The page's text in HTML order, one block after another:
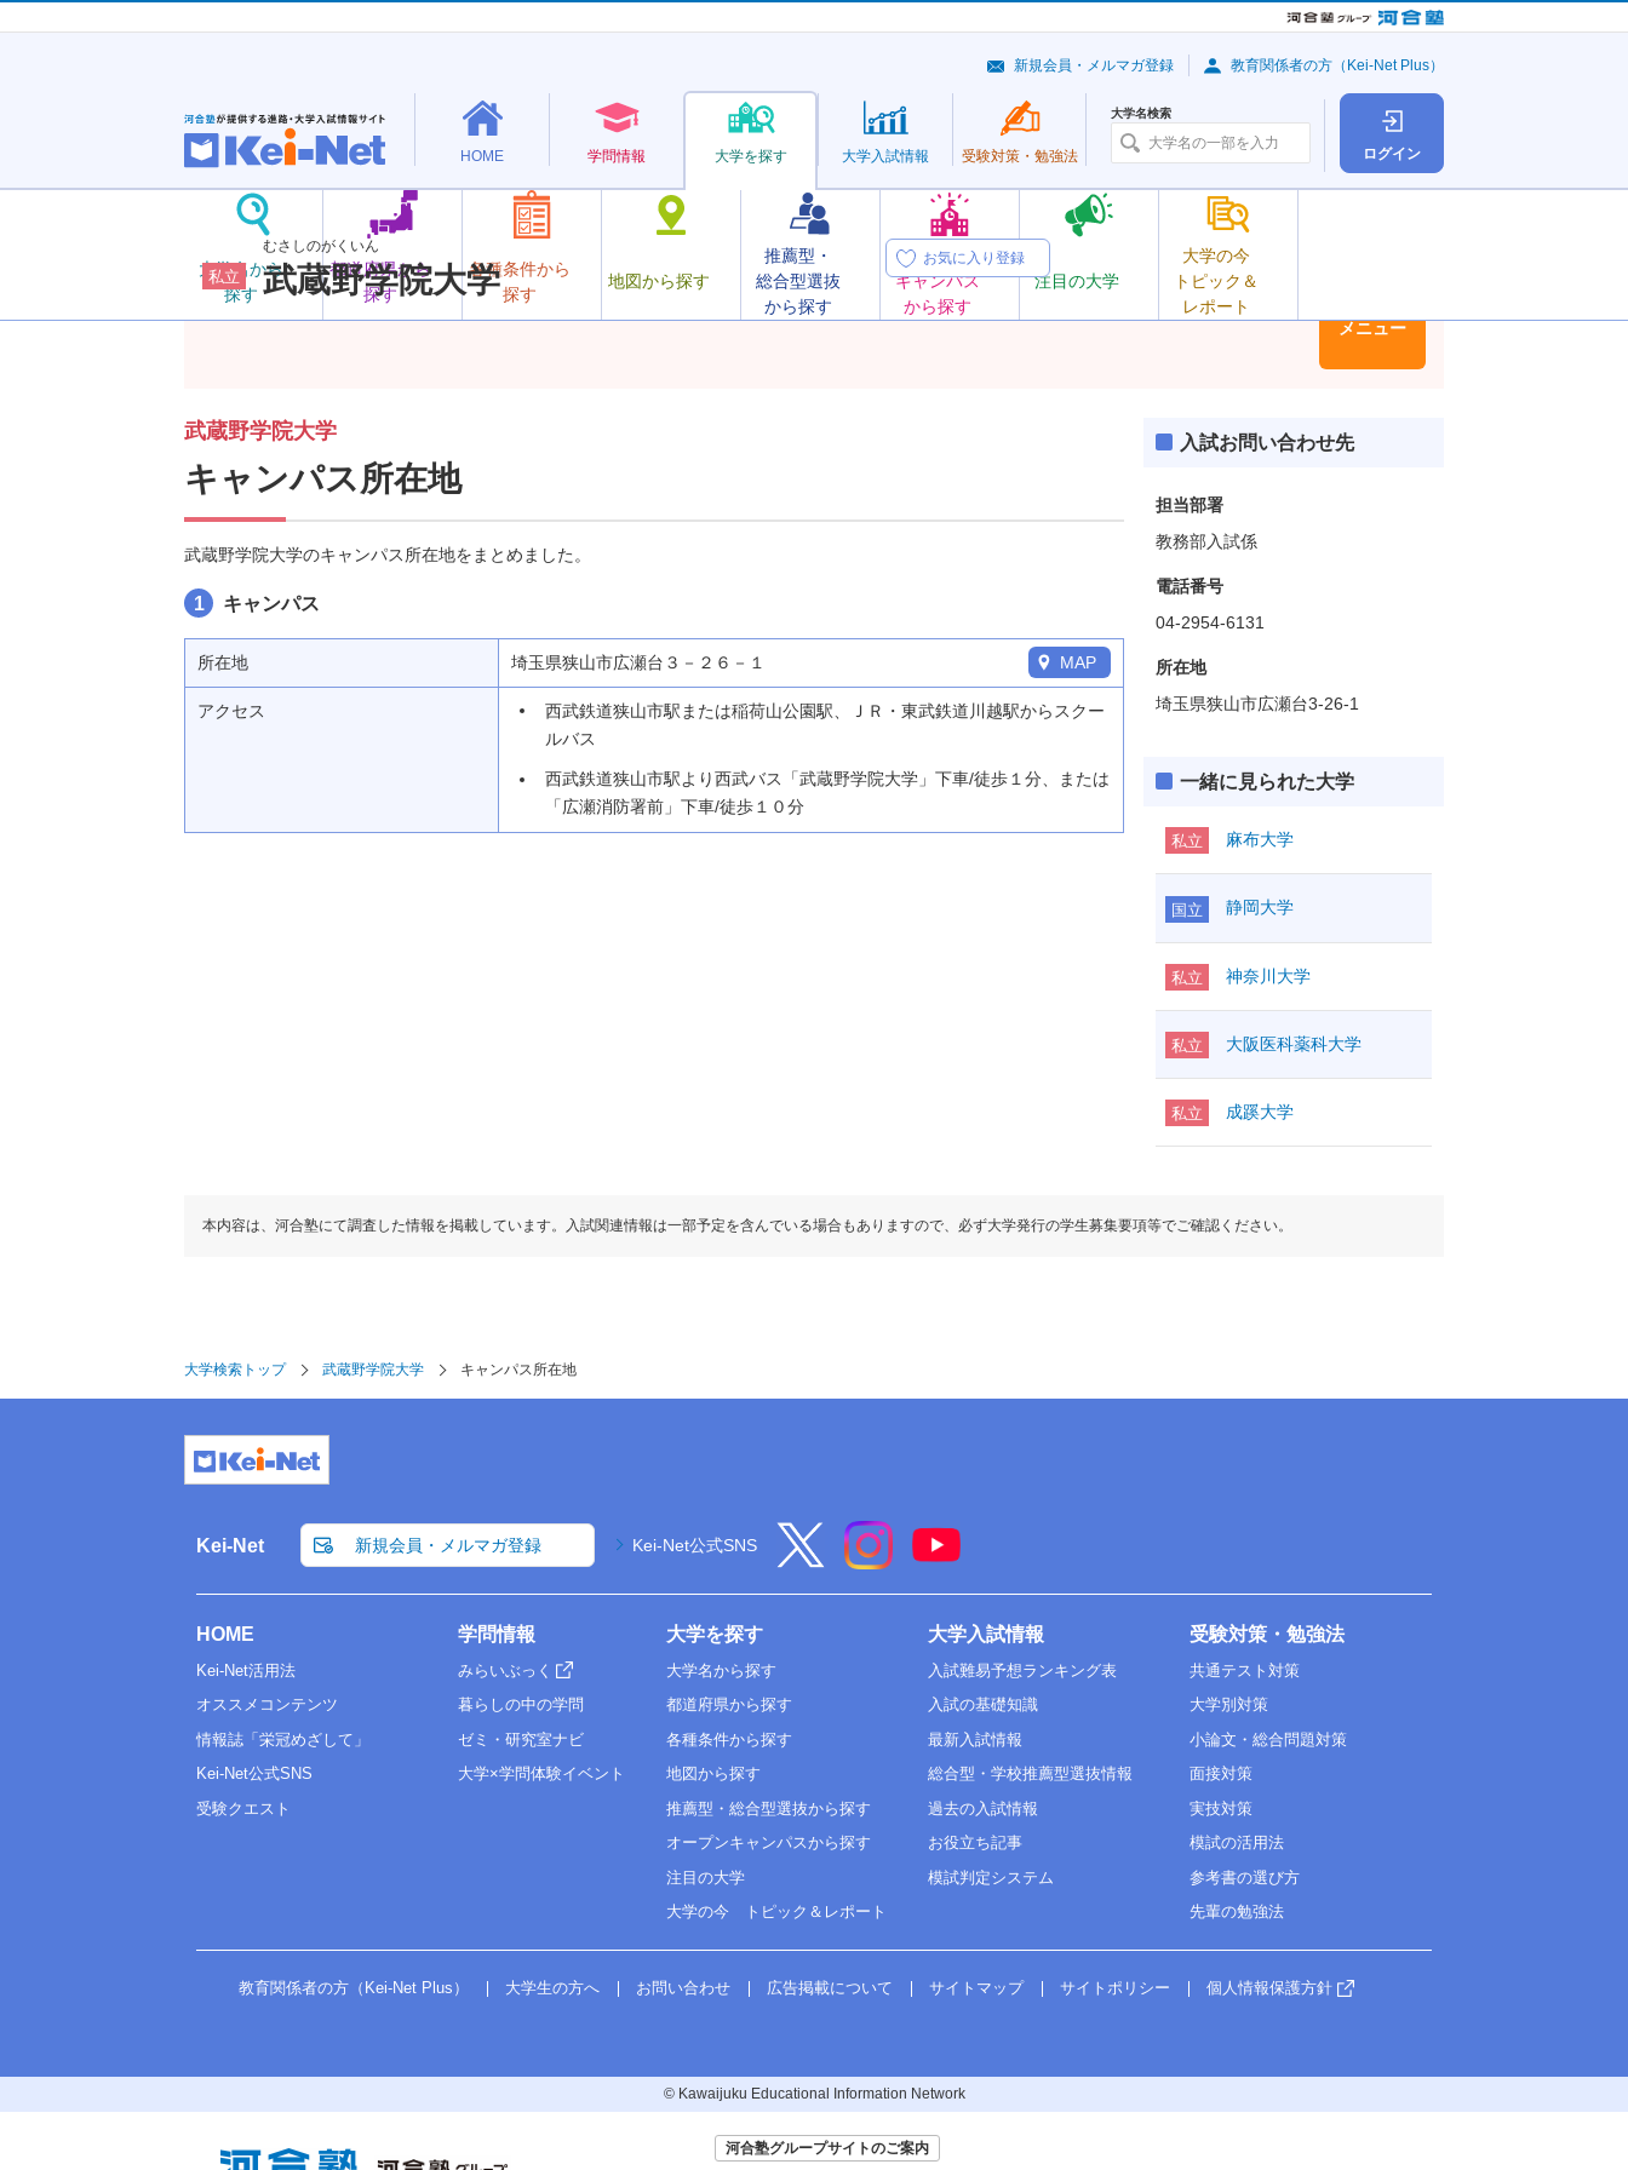
ログイン
HOME 学問情報 大学を探す
大学名から
探す
都道府県から
探す
各種条件から
探す
地図から探す
推薦型・
総合型選抜
から探す
オープン
キャンパス
から探す
注目の大学
大学の今
トピック＆
レポート
大学入試情報 受験対策・ 勉強法
大学名検索
新規会員・メルマガ登録 教育関係者の方（Kei-Net Plus）
私立
むさしのがくいん
武蔵野学院大学
お気に入り登録
メニュー
武蔵野学院大学
キャンパス所在地
武蔵野学院大学のキャンパス所在地をまとめました。
1 キャンパス
所在地 埼玉県狭山市広瀬台３－２６－１ MAP
アクセス
西武鉄道狭山市駅または稲荷山公園駅、ＪＲ・東武鉄道川越駅からスクー
ルバス
西武鉄道狭山市駅より西武バス「武蔵野学院大学」下車/徒歩１分、または
「広瀬消防署前」下車/徒歩１０分
入試お問い合わせ先
担当部署
教務部入試係
電話番号
04-2954-6131
所在地
埼玉県狭山市広瀬台3-26-1
一緒に見られた大学
私立 麻布大学
国立 静岡大学
私立 神奈川大学
私立 大阪医科薬科大学
私立 成蹊大学
本内容は、河合塾にて調査した情報を掲載しています。入試関連情報は一部予定を含んでいる場合もありますので、必ず大学発行の学生募集要項等でご確認ください。
大学検索トップ 武蔵野学院大学 キャンパス所在地
Kei-Net 新規会員・メルマガ登録 Kei-Net公式SNS
HOME
Kei-Net活用法
オススメコンテンツ
情報誌「栄冠めざして」
Kei-Net公式SNS
受験クエスト
学問情報
みらいぶっく
暮らしの中の学問
ゼミ・研究室ナビ
大学×学問体験イベント
大学を探す
大学名から探す
都道府県から探す
各種条件から探す
地図から探す
推薦型・総合型選抜から探す
オープンキャンパスから探す
注目の大学
大学の今 トピック＆レポート
大学入試情報
入試難易予想ランキング表
入試の基礎知識
最新入試情報
総合型・学校推薦型選抜情報
過去の入試情報
お役立ち記事
模試判定システム
受験対策・勉強法
共通テスト対策
大学別対策
小論文・総合問題対策
面接対策
実技対策
模試の活用法
参考書の選び方
先輩の勉強法
教育関係者の方（Kei-Net Plus） 大学生の方へ お問い合わせ 広告掲載について サイトマップ サイトポリシー 個人情報保護方針
© Kawaijuku Educational Information Network
河合塾グループサイトのご案内